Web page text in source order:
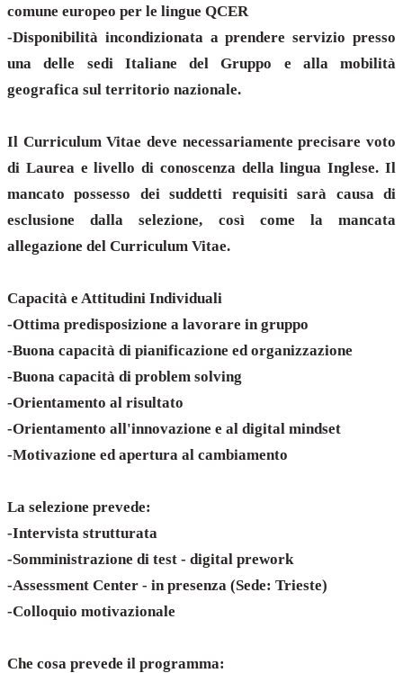
comune europeo per le lingue QCER
-Disponibilità incondizionata a prendere servizio presso
una delle sedi Italiane del Gruppo e alla mobilità
geografica sul territorio nazionale.
Il Curriculum Vitae deve necessariamente precisare voto
di Laurea e livello di conoscenza della lingua Inglese. Il
mancato possesso dei suddetti requisiti sarà causa di
esclusione dalla selezione, così come la mancata
allegazione del Curriculum Vitae.
Capacità e Attitudini Individuali
-Ottima predisposizione a lavorare in gruppo
-Buona capacità di pianificazione ed organizzazione
-Buona capacità di problem solving
-Orientamento al risultato
-Orientamento all'innovazione e al digital mindset
-Motivazione ed apertura al cambiamento
La selezione prevede:
-Intervista strutturata
-Somministrazione di test - digital prework
-Assessment Center - in presenza (Sede: Trieste)
-Colloquio motivazionale
Che cosa prevede il programma: